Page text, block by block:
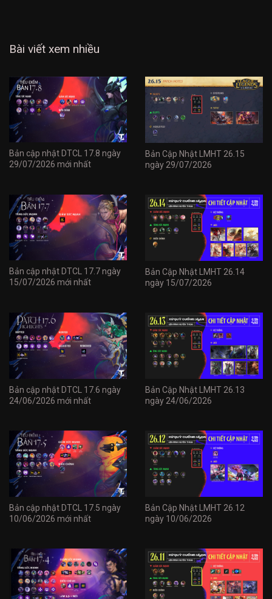
Bài viết xem nhiều
Bản cập nhật DTCL 17.8 ngày
29/07/2026 mới nhất
Bản Cập Nhật LMHT 26.15
ngày 29/07/2026
Bản cập nhật DTCL 17.7 ngày
15/07/2026 mới nhất
Bản Cập Nhật LMHT 26.14
ngày 15/07/2026
Bản cập nhật DTCL 17.6 ngày
24/06/2026 mới nhất
Bản Cập Nhật LMHT 26.13
ngày 24/06/2026
Bản cập nhật DTCL 17.5 ngày
10/06/2026 mới nhất
Bản Cập Nhật LMHT 26.12
ngày 10/06/2026